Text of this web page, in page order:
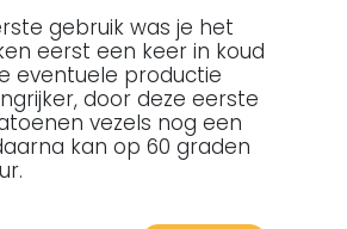
gebruik was je het
eerst een keer in koud
eventuele productie
door deze eerste
vezels nog een
kan op 60 graden